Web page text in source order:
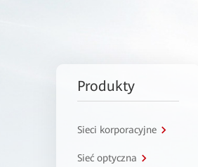
Produkty
Sieci korporacyjne
Sieć optyczna